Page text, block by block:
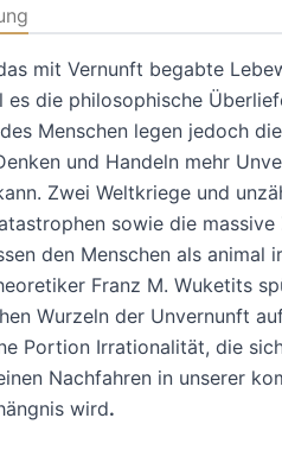
mit Vernunft begabte
es die philosophische
Menschen legen jedoch
und Handeln mehr
Zwei Weltkriege und
sowie die
den Menschen als animal
Franz M. Wuketits
Wurzeln der Unvernunft
Portion Irrationalität, die
Nachfahren in unserer
wird.